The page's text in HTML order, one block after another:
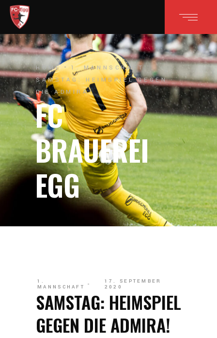
HOME
1. MANNSCHAFT
SAMSTAG: HEIMSPIEL GEGEN
DIE ADMIRA!
FC
BRAUEREI
EGG
1.
MANNSCHAFT
17. SEPTEMBER
2020
SAMSTAG: HEIMSPIEL
GEGEN DIE ADMIRA!